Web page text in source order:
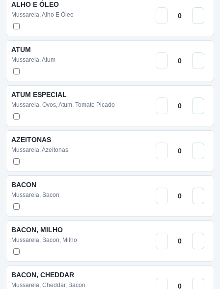
ALHO E ÓLEO
Mussarela, Alho E Óleo
ATUM
Mussarela, Atum
ATUM ESPECIAL
Mussarela, Ovos, Atum, Tomate Picado
AZEITONAS
Mussarela, Azeitonas
BACON
Mussarela, Bacon
BACON, MILHO
Mussarela, Bacon, Milho
BACON, CHEDDAR
Mussarela, Cheddar, Bacon